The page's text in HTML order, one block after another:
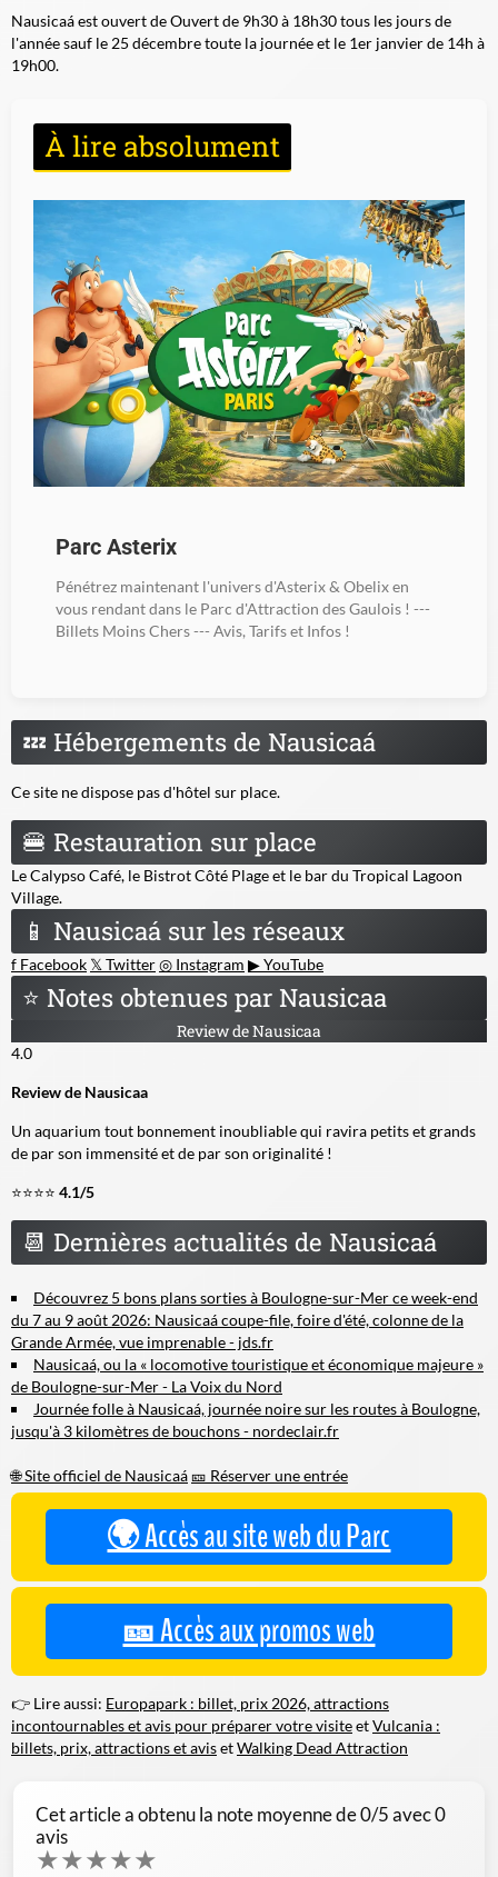
Nausicaá est ouvert de Ouvert de 9h30 à 18h30 tous les jours de
l'année sauf le 25 décembre toute la journée et le 1er janvier de 14h à
19h00.
À lire absolument
Parc Asterix
Pénétrez maintenant l'univers d'Asterix & Obelix en
vous rendant dans le Parc d'Attraction des Gaulois ! ---
Billets Moins Chers --- Avis, Tarifs et Infos !
💤 Hébergements de Nausicaá
Ce site ne dispose pas d'hôtel sur place.
🍔 Restauration sur place
Le Calypso Café, le Bistrot Côté Plage et le bar du Tropical Lagoon
Village.
📱 Nausicaá sur les réseaux
f Facebook 𝕏 Twitter◎ Instagram ▶YouTube
⭐ Notes obtenues par Nausicaa
Review de Nausicaa
4.0
Review de Nausicaa
Un aquarium tout bonnement inoubliable qui ravira petits et grands
de par son immensité et de par son originalité !
⭐⭐⭐⭐ 4.1/5
📆 Dernières actualités de Nausicaá
Découvrez 5 bons plans sorties à Boulogne-sur-Mer ce week-end
du 7 au 9 août 2026: Nausicaá coupe-file, foire d'été, colonne de la
Grande Armée, vue imprenable - jds.fr
Nausicaá, ou la « locomotive touristique et économique majeure »
de Boulogne-sur-Mer - La Voix du Nord
Journée folle à Nausicaá, journée noire sur les routes à Boulogne,
jusqu'à 3 kilomètres de bouchons - nordeclair.fr
🌐 Site officiel de Nausicaá🎫 Réserver une entrée
🌍 Accès au site web du Parc
🎫 Accès aux promos web
👉 Lire aussi: Europapark : billet, prix 2026, attractions
incontournables et avis pour préparer votre visiteetVulcania :
billets, prix, attractions et avisetWalking Dead Attraction
Cet article a obtenu la note moyenne de0/5 avec0
avis
★★★★★